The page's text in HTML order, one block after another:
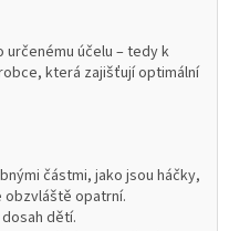
účelu – tedy k
která zajišťují optimální
částmi, jako jsou háčky,
opatrní.
dětí.